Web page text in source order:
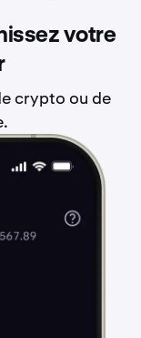
votre
crypto ou de